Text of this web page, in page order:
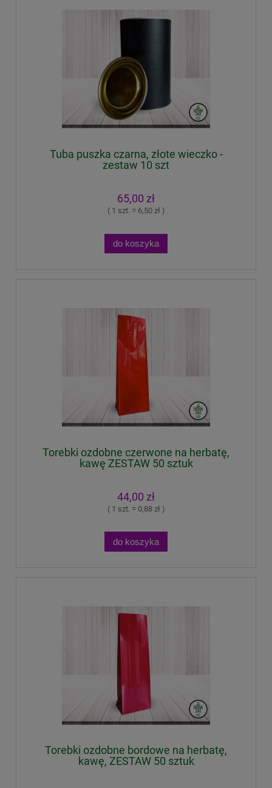
Tuba puszka czarna, złote wieczko -
zestaw 10 szt
65,00 zł
( 1 szt. = 6,50 zł )
do koszyka
Torebki ozdobne czerwone na herbatę,
kawę ZESTAW 50 sztuk
44,00 zł
( 1 szt. = 0,88 zł )
do koszyka
Torebki ozdobne bordowe na herbatę,
kawę, ZESTAW 50 sztuk